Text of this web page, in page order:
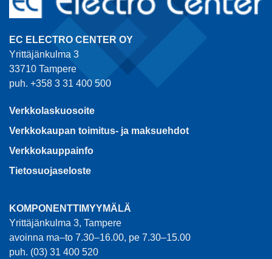
EC ELECTRO CENTER OY
Yrittäjänkulma 3
33710 Tampere
puh. +358 3 31 400 500
Verkkolaskuosoite
Verkkokaupan toimitus- ja maksuehdot
Verkkokauppainfo
Tietosuojaseloste
KOMPONENTTIMYYMÄLÄ
Yrittäjänkulma 3, Tampere
avoinna ma–to 7.30–16.00, pe 7.30–15.00
puh. (03) 31 400 520